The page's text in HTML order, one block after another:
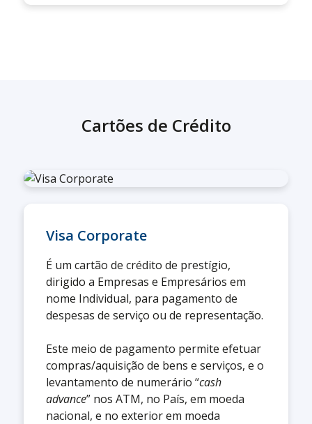
Cartões de Crédito
Visa Corporate
É um cartão de crédito de prestígio,
dirigido a Empresas e Empresários em
nome Individual, para pagamento de
despesas de serviço ou de representação.
Este meio de pagamento permite efetuar
compras/aquisição de bens e serviços, e o
levantamento de numerário “cash
advance” nos ATM, no País, em moeda
nacional, e no exterior em moeda